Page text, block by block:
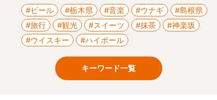
#ビール #栃木県 #音楽 #ウナギ
#島根県
#旅行
#観光 #スイーツ #抹茶
#神楽坂
#ウイスキー
#ハイボール
キーワード一覧